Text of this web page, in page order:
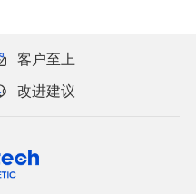
客户至上
改进建议